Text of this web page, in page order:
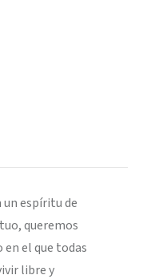
espíritu de
queremos
el que todas
libre y